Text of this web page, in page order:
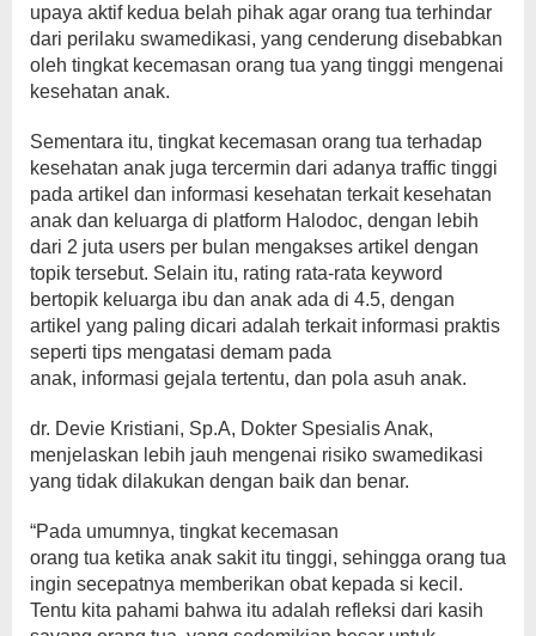
upaya aktif kedua belah pihak agar orang tua terhindar
dari perilaku swamedikasi, yang cenderung disebabkan
oleh tingkat kecemasan orang tua yang tinggi mengenai
kesehatan anak.
Sementara itu, tingkat kecemasan orang tua terhadap
kesehatan anak juga tercermin dari adanya traffic tinggi
pada artikel dan informasi kesehatan terkait kesehatan
anak dan keluarga di platform Halodoc, dengan lebih
dari 2 juta users per bulan mengakses artikel dengan
topik tersebut. Selain itu, rating rata-rata keyword
bertopik keluarga ibu dan anak ada di 4.5, dengan
artikel yang paling dicari adalah terkait informasi praktis
seperti tips mengatasi demam pada
anak, informasi gejala tertentu, dan pola asuh anak.
dr. Devie Kristiani, Sp.A, Dokter Spesialis Anak,
menjelaskan lebih jauh mengenai risiko swamedikasi
yang tidak dilakukan dengan baik dan benar.
“Pada umumnya, tingkat kecemasan
orang tua ketika anak sakit itu tinggi, sehingga orang tua
ingin secepatnya memberikan obat kepada si kecil.
Tentu kita pahami bahwa itu adalah refleksi dari kasih